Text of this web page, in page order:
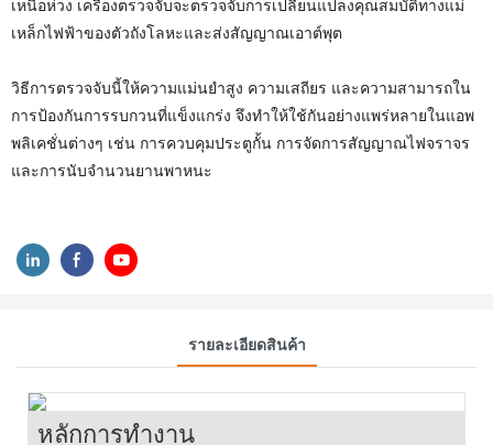
เหนือห่วง เครื่องตรวจจับจะตรวจจับการเปลี่ยนแปลงคุณสมบัติทางแม่
เหล็กไฟฟ้าของตัวถังโลหะและส่งสัญญาณเอาต์พุต
วิธีการตรวจจับนี้ให้ความแม่นยำสูง ความเสถียร และความสามารถใน
การป้องกันการรบกวนที่แข็งแกร่ง จึงทำให้ใช้กันอย่างแพร่หลายในแอพ
พลิเคชั่นต่างๆ เช่น การควบคุมประตูกั้น การจัดการสัญญาณไฟจราจร
และการนับจำนวนยานพาหนะ
รายละเอียดสินค้า
หลักการทำงาน